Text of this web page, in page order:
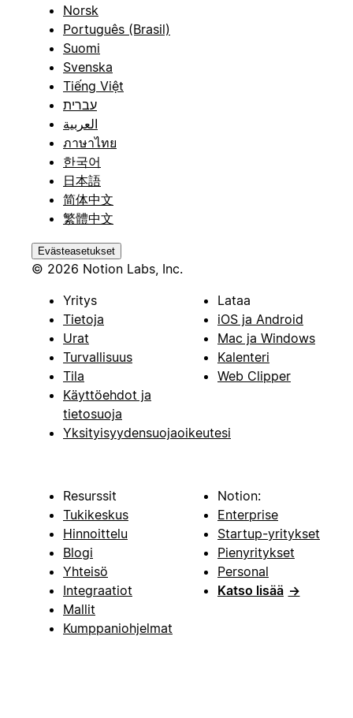
Norsk
Português (Brasil)
Suomi
Svenska
Tiếng Việt
עברית
العربية
ภาษาไทย
한국어
日本語
简体中文
繁體中文
Evästeasetukset
© 2026 Notion Labs, Inc.
Yritys
Tietoja
Urat
Turvallisuus
Tila
Käyttöehdot ja
tietosuoja
Yksityisyydensuojaoikeutesi
Lataa
iOS ja Android
Mac ja Windows
Kalenteri
Web Clipper
Resurssit
Tukikeskus
Hinnoittelu
Blogi
Yhteisö
Integraatiot
Mallit
Kumppaniohjelmat
Notion:
Enterprise
Startup-yritykset
Pienyritykset
Personal
Katso lisää →